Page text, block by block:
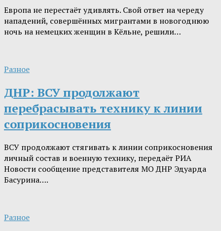
Европа не перестаёт удивлять. Свой ответ на череду
нападений, совершённых мигрантами в новогоднюю
ночь на немецких женщин в Кёльне, решили…
Разное
ДНР: ВСУ продолжают
перебрасывать технику к линии
соприкосновения
ВСУ продолжают стягивать к линии соприкосновения
личный состав и военную технику, передаёт РИА
Новости сообщение представителя МО ДНР Эдуарда
Басурина….
Разное